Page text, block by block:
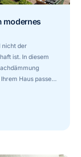
modernes
nicht der
ist. In diesem
Haus passen